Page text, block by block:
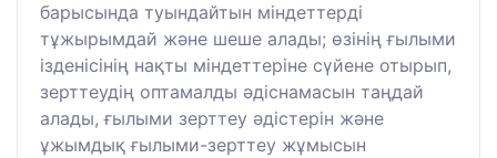
барысында туындайтын міндеттерді
тұжырымдай және шеше алады; өзінің ғылыми
ізденісінің нақты міндеттеріне сүйене отырып,
зерттеудің оптамалды әдіснамасын таңдай
алады, ғылыми зерттеу әдістерін және
ұжымдық ғылыми-зерттеу жұмысын